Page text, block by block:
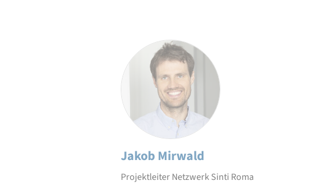
Jakob Mirwald
Projektleiter Netzwerk Sinti Roma